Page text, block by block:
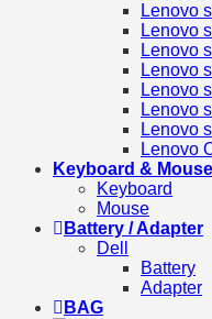
Lenovo
Lenovo
Lenovo
Lenovo
Lenovo
Lenovo
Lenovo
Lenovo
Keyboard & Mouse
Keyboard
Mouse
Battery / Adapter
Dell
Battery
Adapter
BAG